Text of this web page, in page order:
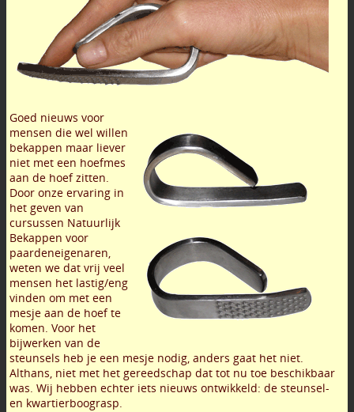
Goed nieuws voor
mensen die wel willen
bekappen maar liever
niet met een hoefmes
aan de hoef zitten.
Door onze ervaring in
het geven van
cursussen Natuurlijk
Bekappen voor
paardeneigenaren,
weten we dat vrij veel
mensen het lastig/eng
vinden om met een
mesje aan de hoef te
komen. Voor het
bijwerken van de
steunsels heb je een mesje nodig, anders gaat het niet.
Althans, niet met het gereedschap dat tot nu toe beschikbaar
was. Wij hebben echter iets nieuws ontwikkeld: de steunsel-
en kwartierboograsp.